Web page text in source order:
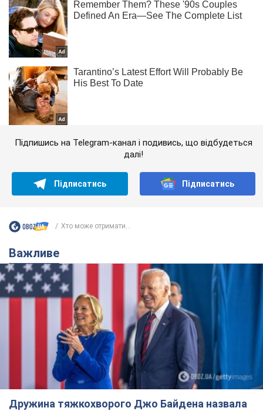
Підпишись на Telegram-канал і подивись, що відбудеться
далі!
Підписатись Підписатись
Хто може отримати...
Важливе
Дружина тяжкохворого Джо Байдена назвала